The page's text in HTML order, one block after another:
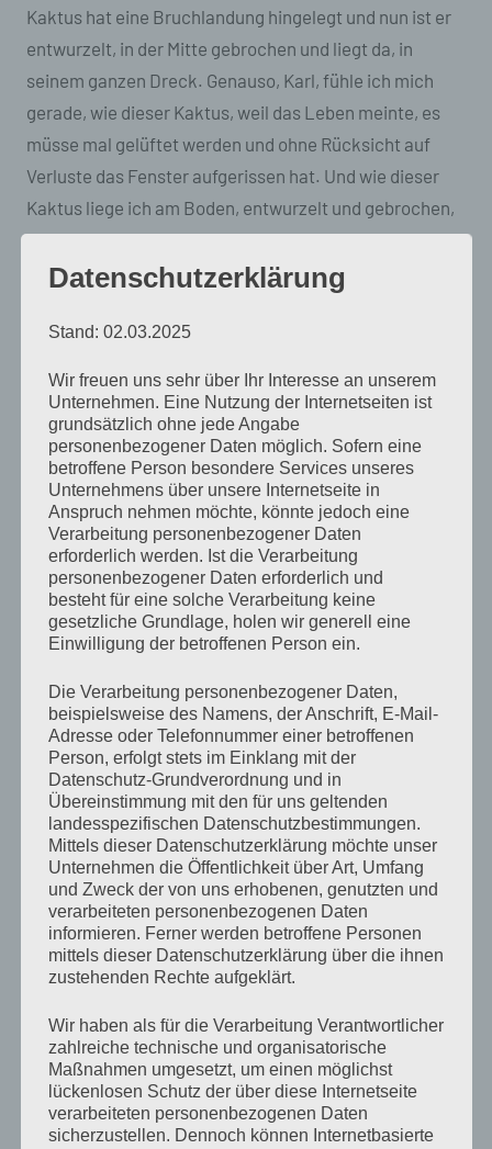
Kaktus hat eine Bruchlandung hingelegt und nun ist er
entwurzelt, in der Mitte gebrochen und liegt da, in
seinem ganzen Dreck. Genauso, Karl, fühle ich mich
gerade, wie dieser Kaktus, weil das Leben meinte, es
müsse mal gelüftet werden und ohne Rücksicht auf
Verluste das Fenster aufgerissen hat. Und wie dieser
Kaktus liege ich am Boden, entwurzelt und gebrochen,
um mich herum ist nichts mehr, wie es mal war,
während mir jegliche Leidensberechtigung
die Möglichkeit gehabt hätte, alldem zu entgehen. Das
er auf der Fensterbank stand und weil er nicht in der
Lage war, das Fenster zuzudrücken, als ich es öffnete.
Niemand hat eine Ahnung, wie das letzte halbe Jahr für
mich war, Karl, aber alle wissen es besser!«, vor lauter
Wut und Verzweiflung kommen mir die Tränen, »Ich bin
kein schlechter Mensch, Karl.«
»Es gibt keine schlechten Menschen, Rocko, es gibt nur
schlechtes Bier. Und ich weiß, wie das letze halbe Jahr
für dich war. Niemand war so dicht an dir dran, wie ich.
Mir musst du nichts erklären.«, er malt eine liegende 8
in die täglich zunehmende Staubschicht auf dem
Klavierdeckel. Ein Bett und ein Klavier im selben Raum
ist einfach Mist, denke ich, während ich ihm dabei
zusehe. Vielleicht sollte ich doch besser nach einer 2-
Zimmer-Wohnung Ausschau halten.
»Natürlich muss ich dir nichts erklären. Naja, fast
nichts. Das mit dem Kaktus gerade musste ich dir
drauf kommen konntest.«, ich versuche heiter zu
klingen, aber es gelingt mir nicht. Geräuschvoll ziehe
ich ein wenig Nasenrotz hoch und streichele den
Kaktus, weil er mir leid tut, weil ich mir leid tue und weil
Datenschutzerklärung
Stand: 02.03.2025
Wir freuen uns sehr über Ihr Interesse an unserem
Unternehmen. Eine Nutzung der Internetseiten ist
grundsätzlich ohne jede Angabe
personenbezogener Daten möglich. Sofern eine
betroffene Person besondere Services unseres
Unternehmens über unsere Internetseite in
Anspruch nehmen möchte, könnte jedoch eine
Verarbeitung personenbezogener Daten
erforderlich werden. Ist die Verarbeitung
personenbezogener Daten erforderlich und
besteht für eine solche Verarbeitung keine
gesetzliche Grundlage, holen wir generell eine
Einwilligung der betroffenen Person ein.
Die Verarbeitung personenbezogener Daten,
beispielsweise des Namens, der Anschrift, E-Mail-
Adresse oder Telefonnummer einer betroffenen
Person, erfolgt stets im Einklang mit der
Datenschutz-Grundverordnung und in
Übereinstimmung mit den für uns geltenden
landesspezifischen Datenschutzbestimmungen.
Mittels dieser Datenschutzerklärung möchte unser
Unternehmen die Öffentlichkeit über Art, Umfang
und Zweck der von uns erhobenen, genutzten und
verarbeiteten personenbezogenen Daten
informieren. Ferner werden betroffene Personen
mittels dieser Datenschutzerklärung über die ihnen
zustehenden Rechte aufgeklärt.
Wir haben als für die Verarbeitung Verantwortlicher
zahlreiche technische und organisatorische
Maßnahmen umgesetzt, um einen möglichst
lückenlosen Schutz der über diese Internetseite
verarbeiteten personenbezogenen Daten
sicherzustellen. Dennoch können Internetbasierte